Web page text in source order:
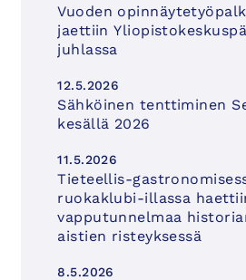
Vuoden
jaettiin
juhlassa
12.5.2026
Sähköinen tenttiminen
kesällä 2026
11.5.2026
Tieteellis-
ruokaklubi-illassa
vapputunnelmaa
aistien risteyksessä
8.5.2026